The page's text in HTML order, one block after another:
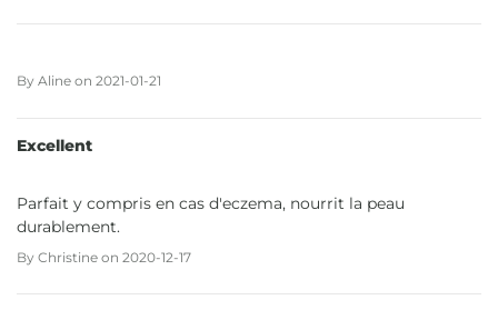
By Aline on 2021-01-21
Excellent
Parfait y compris en cas d'eczema, nourrit la peau
durablement.
By Christine on 2020-12-17